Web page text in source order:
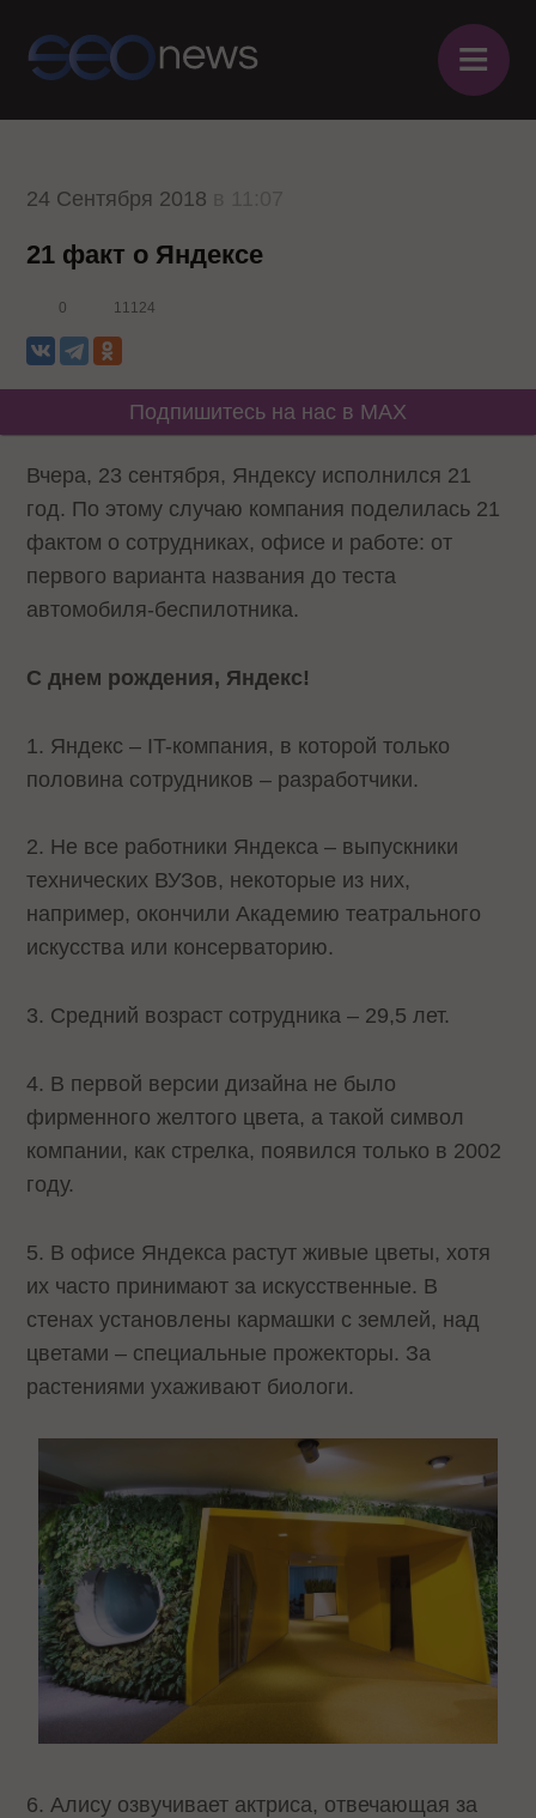
≡
24 Сентября 2018
21 факт о Яндексе
0 11124
Подпишитесь на нас в MAX
Вчера, 23 сентября, Яндексу исполнился 21
год. По этому случаю компания поделилась 21
фактом о сотрудниках, офисе и работе: от
первого варианта названия до теста
автомобиля-беспилотника.
С днем рождения, Яндекс!
1. Яндекс – IT-компания, в которой только
половина сотрудников – разработчики.
2. Не все работники Яндекса – выпускники
технических ВУЗов, некоторые из них,
например, окончили Академию театрального
искусства или консерваторию.
3. Средний возраст сотрудника – 29,5 лет.
4. В первой версии дизайна не было
фирменного желтого цвета, а такой символ
компании, как стрелка, появился только в 2002
году.
5. В офисе Яндекса растут живые цветы, хотя
их часто принимают за искусственные. В
стенах установлены кармашки с землей, над
цветами – специальные прожекторы. За
растениями ухаживают биологи.
6. Алису озвучивает актриса, отвечающая за